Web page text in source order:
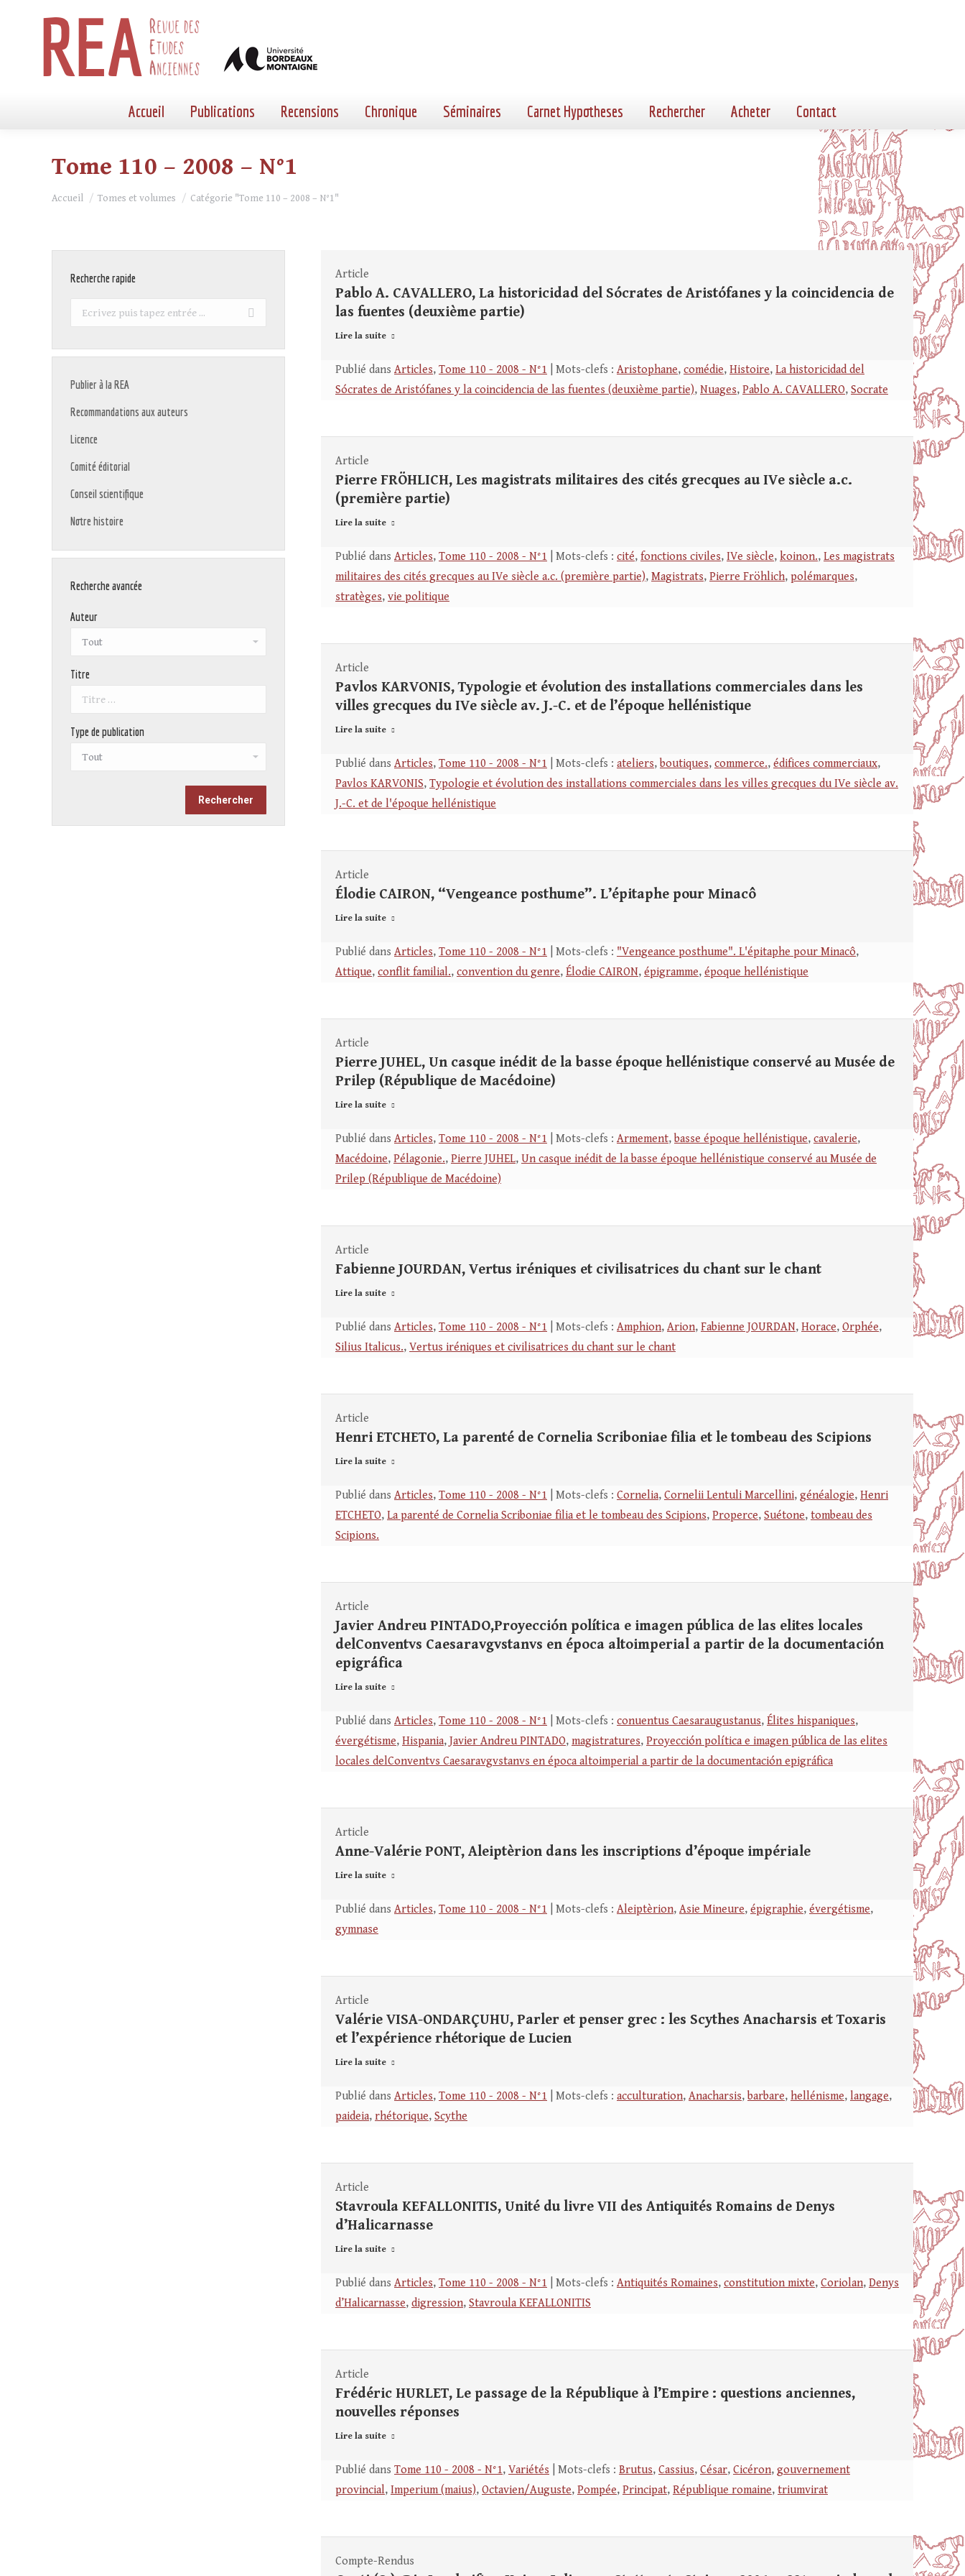
Accueil Publications Recensions Chronique Séminaires Carnet Hypotheses Rechercher Acheter Contact
Tome 110 – 2008 – N°1
Vous êtes ici :
Accueil Tomes et volumes Catégorie "Tome 110 – 2008 – N°1"
Article
Pablo A. CAVALLERO, La historicidad del Sócrates de Aristófanes y la coincidencia de
las fuentes (deuxième partie)
Lire la suite
Publié dans Articles, Tome 110 - 2008 - N°1 | Mots-clefs : Aristophane, comédie, Histoire, La historicidad del
Sócrates de Aristófanes y la coincidencia de las fuentes (deuxième partie), Nuages, Pablo A. CAVALLERO, Socrate
Article
Pierre FRÖHLICH, Les magistrats militaires des cités grecques au IVe siècle a.c.
(première partie)
Lire la suite
Publié dans Articles, Tome 110 - 2008 - N°1 | Mots-clefs : cité, fonctions civiles, IVe siècle, koinon., Les magistrats
militaires des cités grecques au IVe siècle a.c. (première partie), Magistrats, Pierre Fröhlich, polémarques,
stratèges, vie politique
Article
Pavlos KARVONIS, Typologie et évolution des installations commerciales dans les
villes grecques du IVe siècle av. J.-C. et de l’époque hellénistique
Lire la suite
Publié dans Articles, Tome 110 - 2008 - N°1 | Mots-clefs : ateliers, boutiques, commerce., édifices commerciaux,
Pavlos KARVONIS, Typologie et évolution des installations commerciales dans les villes grecques du IVe siècle av.
J.-C. et de l'époque hellénistique
Article
Élodie CAIRON, “Vengeance posthume”. L’épitaphe pour Minacô
Lire la suite
Publié dans Articles, Tome 110 - 2008 - N°1 | Mots-clefs : "Vengeance posthume". L'épitaphe pour Minacô,
Attique, conflit familial., convention du genre, Élodie CAIRON, épigramme, époque hellénistique
Article
Pierre JUHEL, Un casque inédit de la basse époque hellénistique conservé au Musée de
Prilep (République de Macédoine)
Lire la suite
Publié dans Articles, Tome 110 - 2008 - N°1 | Mots-clefs : Armement, basse époque hellénistique, cavalerie,
Macédoine, Pélagonie., Pierre JUHEL, Un casque inédit de la basse époque hellénistique conservé au Musée de
Prilep (République de Macédoine)
Article
Fabienne JOURDAN, Vertus iréniques et civilisatrices du chant sur le chant
Lire la suite
Publié dans Articles, Tome 110 - 2008 - N°1 | Mots-clefs : Amphion, Arion, Fabienne JOURDAN, Horace, Orphée,
Silius Italicus., Vertus iréniques et civilisatrices du chant sur le chant
Article
Henri ETCHETO, La parenté de Cornelia Scriboniae filia et le tombeau des Scipions
Lire la suite
Publié dans Articles, Tome 110 - 2008 - N°1 | Mots-clefs : Cornelia, Cornelii Lentuli Marcellini, généalogie, Henri
ETCHETO, La parenté de Cornelia Scriboniae filia et le tombeau des Scipions, Properce, Suétone, tombeau des
Scipions.
Article
Javier Andreu PINTADO,Proyección política e imagen pública de las elites locales
delConventvs Caesaravgvstanvs en época altoimperial a partir de la documentación
epigráfica
Lire la suite
Publié dans Articles, Tome 110 - 2008 - N°1 | Mots-clefs : conuentus Caesaraugustanus, Élites hispaniques,
évergétisme, Hispania, Javier Andreu PINTADO, magistratures, Proyección política e imagen pública de las elites
locales delConventvs Caesaravgvstanvs en época altoimperial a partir de la documentación epigráfica
Article
Anne-Valérie PONT, Aleiptèrion dans les inscriptions d’époque impériale
Lire la suite
Publié dans Articles, Tome 110 - 2008 - N°1 | Mots-clefs : Aleiptèrion, Asie Mineure, épigraphie, évergétisme,
gymnase
Article
Valérie VISA-ONDARÇUHU, Parler et penser grec : les Scythes Anacharsis et Toxaris
et l’expérience rhétorique de Lucien
Lire la suite
Publié dans Articles, Tome 110 - 2008 - N°1 | Mots-clefs : acculturation, Anacharsis, barbare, hellénisme, langage,
paideia, rhétorique, Scythe
Article
Stavroula KEFALLONITIS, Unité du livre VII des Antiquités Romains de Denys
d’Halicarnasse
Lire la suite
Publié dans Articles, Tome 110 - 2008 - N°1 | Mots-clefs : Antiquités Romaines, constitution mixte, Coriolan, Denys
d’Halicarnasse, digression, Stavroula KEFALLONITIS
Article
Frédéric HURLET, Le passage de la République à l’Empire : questions anciennes,
nouvelles réponses
Lire la suite
Publié dans Tome 110 - 2008 - N°1, Variétés | Mots-clefs : Brutus, Cassius, César, Cicéron, gouvernement
provincial, Imperium (maius), Octavien/Auguste, Pompée, Principat, République romaine, triumvirat
Compte-Rendus
Recherche rapide
Recherche
Publier à la REA
Recommandations aux auteurs
Licence
Comité éditorial
Conseil scientifique
Notre histoire
Recherche avancée
Auteur
Titre
Type de publication